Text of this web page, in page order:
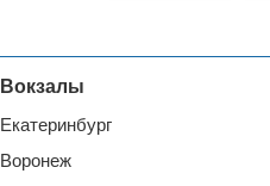
Вокзалы
Екатеринбург
Воронеж